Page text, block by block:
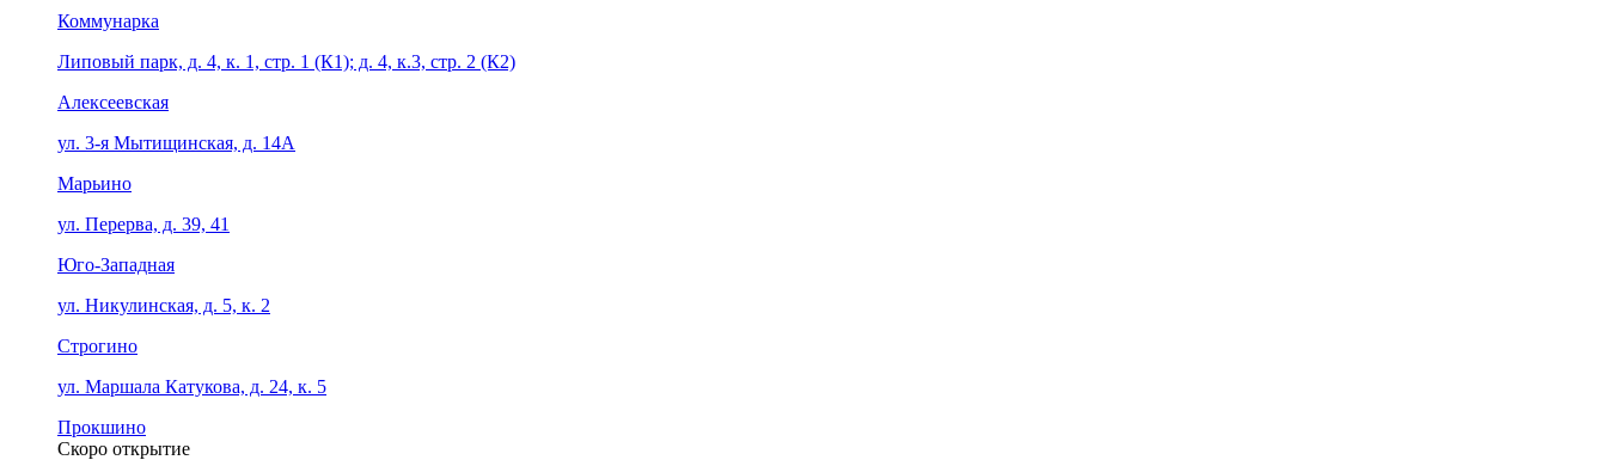
Коммунарка
Липовый парк, д. 4, к. 1, стр. 1 (К1); д. 4, к.3, стр. 2 (К2)
Алексеевская
ул. 3-я Мытищинская, д. 14А
Марьино
ул. Перерва, д. 39, 41
Юго-Западная
ул. Никулинская, д. 5, к. 2
Строгино
ул. Маршала Катукова, д. 24, к. 5
Прокшино
Скоро открытие